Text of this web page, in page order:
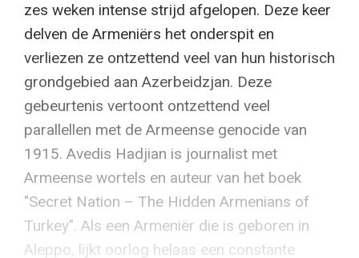
zes weken intense strijd afgelopen. Deze keer
delven de Armeniërs het onderspit en
verliezen ze ontzettend veel van hun historisch
grondgebied aan Azerbeidzjan. Deze
gebeurtenis vertoont ontzettend veel
parallellen met de Armeense genocide van
1915. Avedis Hadjian is journalist met
Armeense wortels en auteur van het boek
"Secret Nation – The Hidden Armenians of
Turkey". Als een Armeniër die is geboren in
Aleppo, lijkt oorlog helaas een constante